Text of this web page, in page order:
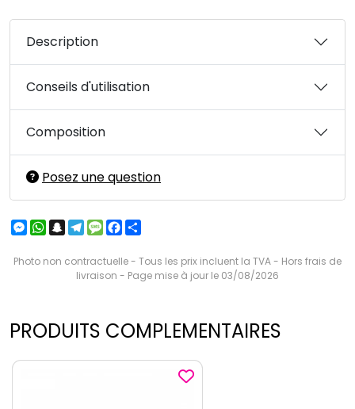
Description
Conseils d'utilisation
Composition
Posez une question
Messenger
WhatsApp
Snapchat
Telegram
MessageFacebook
Photo non contractuelle - Tous les prix incluent la TVA - Hors frais de
livraison - Page mise à jour le 03/08/2026
PRODUITS COMPLEMENTAIRES